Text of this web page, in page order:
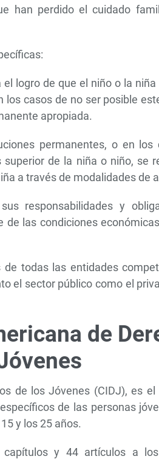
han perdido el cuidado
logro de que el niño o la
casos de no ser posible
apropiada.
permanentes, o en
de la niña o niño, se
a través de modalidades de
responsabilidades y
las condiciones
todas las entidades
el sector público como el
de
de los Jóvenes (CIDJ), es
de las personas
y los 25 años.
y 44 artículos a